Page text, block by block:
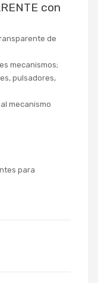
con
de
mecanismos;
pulsadores,
mecanismo
para